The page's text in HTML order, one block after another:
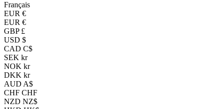
Français
EUR €
EUR €
GBP £
USD $
CAD C$
SEK kr
NOK kr
DKK kr
AUD A$
CHF CHF
NZD NZ$